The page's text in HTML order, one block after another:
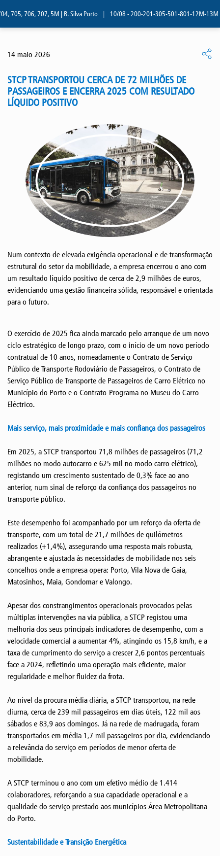
705, 706, 707, 5M | R. Silva Porto | 10/08 - 200-201-305-501-801-12M-13M |
14 maio 2026
STCP TRANSPORTOU CERCA DE 72 MILHÕES DE
PASSAGEIROS E ENCERRA 2025 COM RESULTADO
LÍQUIDO POSITIVO
Num contexto de elevada exigência operacional e de transformação
estrutural do setor da mobilidade, a empresa encerrou o ano com
um resultado líquido positivo de cerca de 2,9 milhões de euros,
evidenciando uma gestão financeira sólida, responsável e orientada
para o futuro.
O exercício de 2025 fica ainda marcado pelo arranque de um novo
ciclo estratégico de longo prazo, com o início de um novo período
contratual de 10 anos, nomeadamente o Contrato de Serviço
Público de Transporte Rodoviário de Passageiros, o Contrato de
Serviço Público de Transporte de Passageiros de Carro Elétrico no
Município do Porto e o Contrato-Programa no Museu do Carro
Eléctrico.
Mais serviço, mais proximidade e mais confiança dos passageiros
Em 2025, a STCP transportou 71,8 milhões de passageiros (71,2
milhões no modo autocarro e 625 mil no modo carro elétrico),
registando um crescimento sustentado de 0,3% face ao ano
anterior, num sinal de reforço da confiança dos passageiros no
transporte público.
Este desempenho foi acompanhado por um reforço da oferta de
transporte, com um total de 21,7 milhões de quilómetros
realizados (+1,4%), assegurando uma resposta mais robusta,
abrangente e ajustada às necessidades de mobilidade nos seis
concelhos onde a empresa opera: Porto, Vila Nova de Gaia,
Matosinhos, Maia, Gondomar e Valongo.
Apesar dos constrangimentos operacionais provocados pelas
múltiplas intervenções na via pública, a STCP registou uma
melhoria dos seus principais indicadores de desempenho, com a
velocidade comercial a aumentar 4%, atingindo os 15,8 km/h, e a
taxa de cumprimento do serviço a crescer 2,6 pontos percentuais
face a 2024, refletindo uma operação mais eficiente, maior
regularidade e melhor fluidez da frota.
Ao nível da procura média diária, a STCP transportou, na rede
diurna, cerca de 239 mil passageiros em dias úteis, 122 mil aos
sábados e 83,9 aos domingos. Já na rede de madrugada, foram
transportados em média 1,7 mil passageiros por dia, evidenciando
a relevância do serviço em períodos de menor oferta de
mobilidade.
A STCP terminou o ano com um efetivo médio de 1.414
colaboradores, reforçando a sua capacidade operacional e a
qualidade do serviço prestado aos municípios Área Metropolitana
do Porto.
Sustentabilidade e Transição Energética